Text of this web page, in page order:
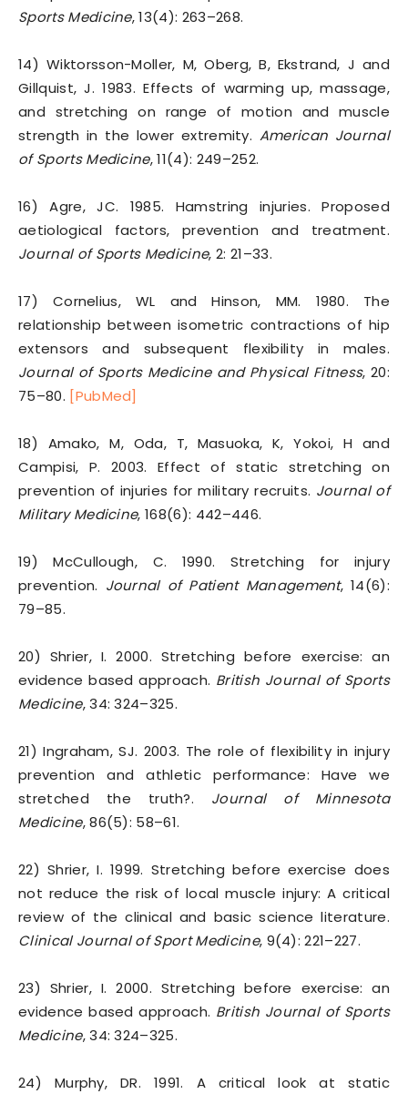
Sports Medicine, 13(4): 263–268.
14) Wiktorsson-Moller, M, Oberg, B, Ekstrand, J and
Gillquist, J. 1983. Effects of warming up, massage,
and stretching on range of motion and muscle
strength in the lower extremity. American Journal
of Sports Medicine, 11(4): 249–252.
16) Agre, JC. 1985. Hamstring injuries. Proposed
aetiological factors, prevention and treatment.
Journal of Sports Medicine, 2: 21–33.
17) Cornelius, WL and Hinson, MM. 1980. The
relationship between isometric contractions of hip
extensors and subsequent flexibility in males.
Journal of Sports Medicine and Physical Fitness, 20:
75–80. [PubMed]
18) Amako, M, Oda, T, Masuoka, K, Yokoi, H and
Campisi, P. 2003. Effect of static stretching on
prevention of injuries for military recruits. Journal of
Military Medicine, 168(6): 442–446.
19) McCullough, C. 1990. Stretching for injury
prevention. Journal of Patient Management, 14(6):
79–85.
20) Shrier, I. 2000. Stretching before exercise: an
evidence based approach. British Journal of Sports
Medicine, 34: 324–325.
21) Ingraham, SJ. 2003. The role of flexibility in injury
prevention and athletic performance: Have we
stretched the truth?. Journal of Minnesota
Medicine, 86(5): 58–61.
22) Shrier, I. 1999. Stretching before exercise does
not reduce the risk of local muscle injury: A critical
review of the clinical and basic science literature.
Clinical Journal of Sport Medicine, 9(4): 221–227.
23) Shrier, I. 2000. Stretching before exercise: an
evidence based approach. British Journal of Sports
Medicine, 34: 324–325.
24) Murphy, DR. 1991. A critical look at static